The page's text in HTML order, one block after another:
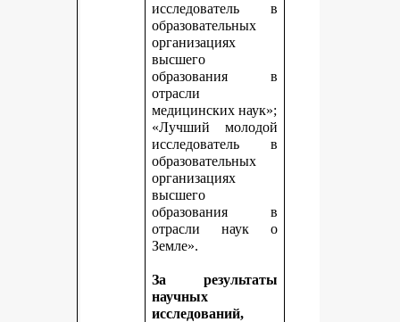
исследователь в
образовательных
организациях
высшего
образования в
отрасли
медицинских наук»;
«Лучший молодой
исследователь в
образовательных
организациях
высшего
образования в
отрасли наук о
Земле».
За результаты
научных
исследований,